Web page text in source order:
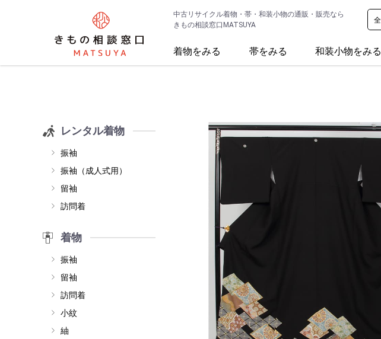
中古リサイクル着物・帯・和装小物の通販・販売なら
きもの相談窓口MATSUYA
着物をみる 帯をみる 和装小物をみる
レンタル着物
振袖
振袖（成人式用）
留袖
訪問着
着物
振袖
留袖
訪問着
小紋
紬